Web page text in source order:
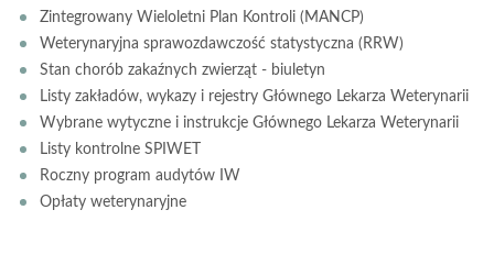
Zintegrowany Wieloletni Plan Kontroli (MANCP)
Weterynaryjna sprawozdawczość statystyczna (RRW)
Stan chorób zakaźnych zwierząt - biuletyn
Listy zakładów, wykazy i rejestry Głównego Lekarza Weterynarii
Wybrane wytyczne i instrukcje Głównego Lekarza Weterynarii
Listy kontrolne SPIWET
Roczny program audytów IW
Opłaty weterynaryjne